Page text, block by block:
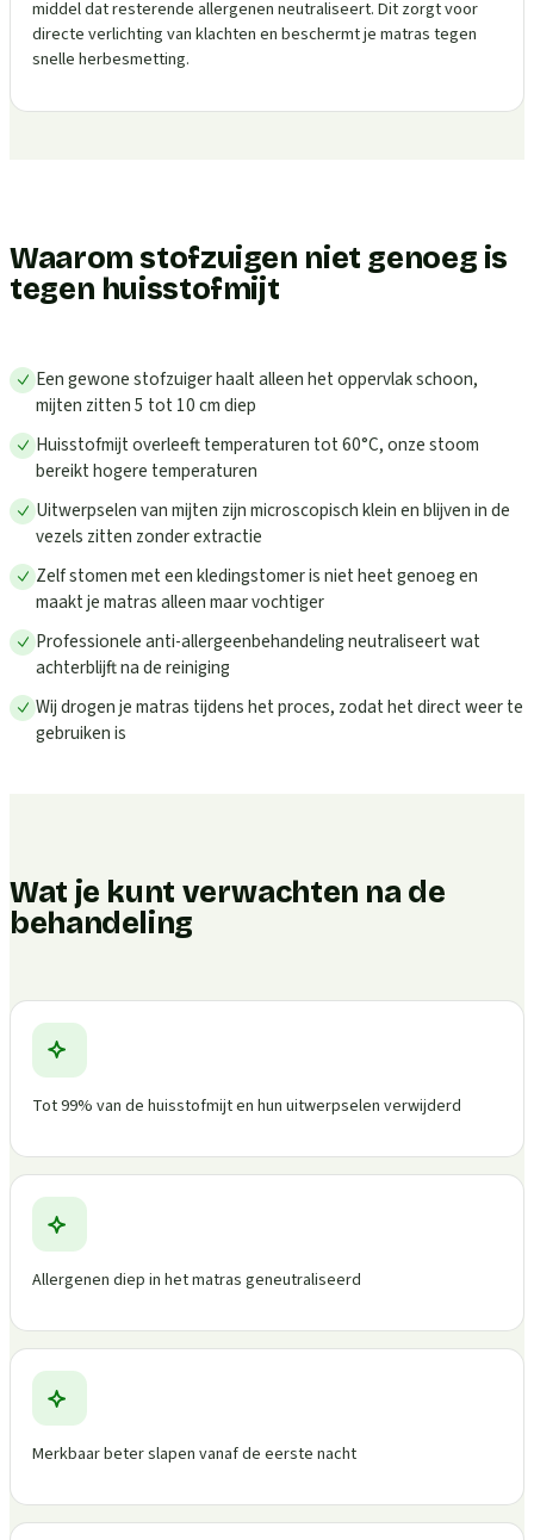
middel dat resterende allergenen neutraliseert. Dit zorgt voor
directe verlichting van klachten en beschermt je matras tegen
snelle herbesmetting.
Waarom stofzuigen niet genoeg is
tegen huisstofmijt
Een gewone stofzuiger haalt alleen het oppervlak schoon,
mijten zitten 5 tot 10 cm diep
Huisstofmijt overleeft temperaturen tot 60°C, onze stoom
bereikt hogere temperaturen
Uitwerpselen van mijten zijn microscopisch klein en blijven in de
vezels zitten zonder extractie
Zelf stomen met een kledingstomer is niet heet genoeg en
maakt je matras alleen maar vochtiger
Professionele anti-allergeenbehandeling neutraliseert wat
achterblijft na de reiniging
Wij drogen je matras tijdens het proces, zodat het direct weer te
gebruiken is
Wat je kunt verwachten na de
behandeling
Tot 99% van de huisstofmijt en hun uitwerpselen verwijderd
Allergenen diep in het matras geneutraliseerd
Merkbaar beter slapen vanaf de eerste nacht